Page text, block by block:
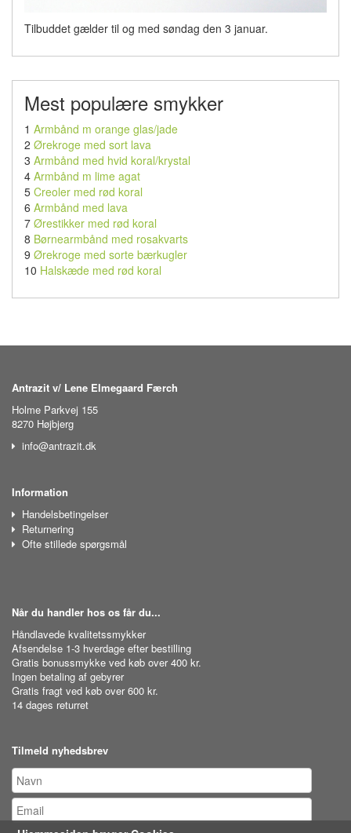
Tilbuddet gælder til og med søndag den 3 januar.
Mest populære smykker
1 Armbånd m orange glas/jade
2 Ørekroge med sort lava
3 Armbånd med hvid koral/krystal
4 Armbånd m lime agat
5 Creoler med rød koral
6 Armbånd med lava
7 Ørestikker med rød koral
8 Børnearmbånd med rosakvarts
9 Ørekroge med sorte bærkugler
10 Halskæde med rød koral
Antrazit v/ Lene Elmegaard Færch
Holme Parkvej 155
8270 Højbjerg
info@antrazit.dk
Information
Handelsbetingelser
Returnering
Ofte stillede spørgsmål
Når du handler hos os får du...
Håndlavede kvalitetssmykker
Afsendelse 1-3 hverdage efter bestilling
Gratis bonussmykke ved køb over 400 kr.
Ingen betaling af gebyrer
Gratis fragt ved køb over 600 kr.
14 dages returret
Tilmeld nyhedsbrev